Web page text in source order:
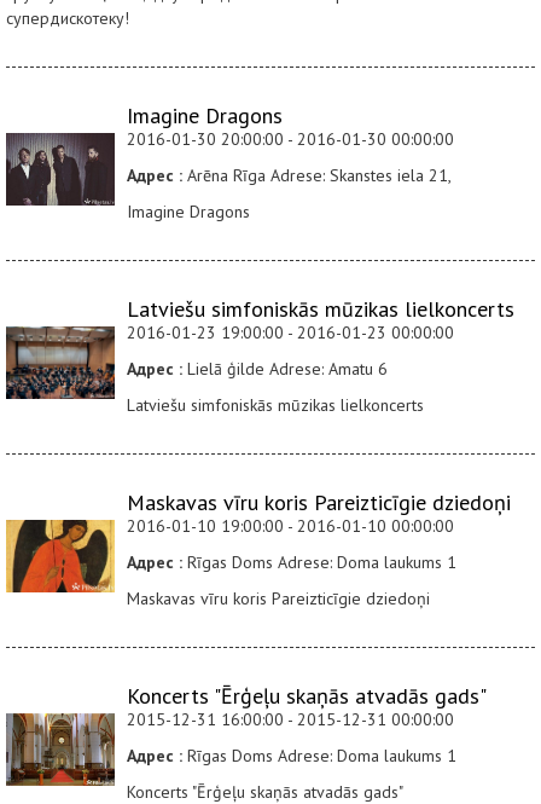
супердискотеку!
Imagine Dragons
2016-01-30 20:00:00 - 2016-01-30 00:00:00
Адрес : Arēna Rīga Adrese: Skanstes iela 21,
Imagine Dragons
Latviešu simfoniskās mūzikas lielkoncerts
2016-01-23 19:00:00 - 2016-01-23 00:00:00
Адрес : Lielā ģilde Adrese: Amatu 6
Latviešu simfoniskās mūzikas lielkoncerts
Maskavas vīru koris Pareizticīgie dziedoņi
2016-01-10 19:00:00 - 2016-01-10 00:00:00
Адрес : Rīgas Doms Adrese: Doma laukums 1
Maskavas vīru koris Pareizticīgie dziedoņi
Koncerts "Ērģeļu skaņās atvadās gads"
2015-12-31 16:00:00 - 2015-12-31 00:00:00
Адрес : Rīgas Doms Adrese: Doma laukums 1
Koncerts "Ērģeļu skaņās atvadās gads"